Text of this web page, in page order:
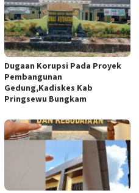
Dugaan Korupsi Pada Proyek
Pembangunan
Gedung,Kadiskes Kab
Pringsewu Bungkam